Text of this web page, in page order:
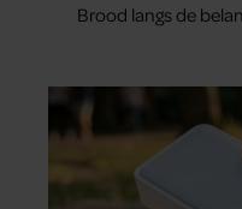
Brood langs de
aan herinneringen
samen en werd